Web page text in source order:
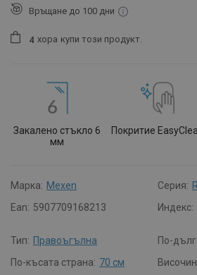
Връщане до 100 дни
4 хора купи този продукт.
Закалено стъкло 6
мм
Покритие
Марка: Mexen Серия:
Ean: 5907709168213 Индекс:
Тип: Правоъгълна По-
По-късата страна: 70 см